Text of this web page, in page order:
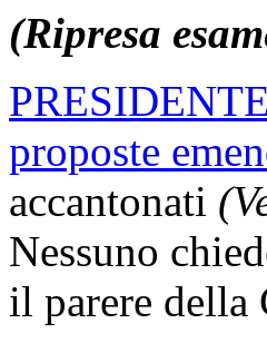
(Ripresa
PRESIDENTE
proposte
accantonati
Nessuno
il parere della